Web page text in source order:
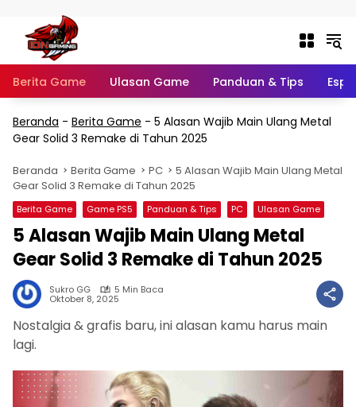
Berita Game Ulasan Game Panduan & Tips
Beranda - Berita Game - 5 Alasan Wajib Main Ulang Metal
Gear Solid 3 Remake di Tahun 2025
Beranda Berita Game PC
5 Alasan Wajib Main Ulang Metal
Gear Solid 3 Remake di Tahun 2025
Berita Game Game PS5 Panduan & Tips PC Ulasan Game
5 Alasan Wajib Main Ulang Metal
Gear Solid 3 Remake di Tahun 2025
Sukro GG 5 Min Baca
Oktober 8, 2025
Nostalgia & grafis baru, ini alasan kamu harus main
lagi.